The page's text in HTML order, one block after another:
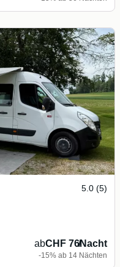
5.0 (5)
abCHF 76/Nacht
-15% ab 14 Nächten